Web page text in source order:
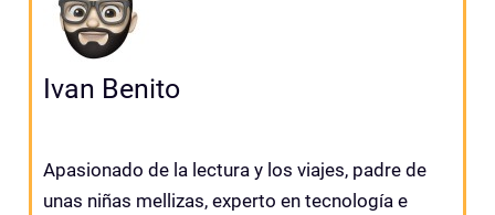
Ivan Benito
Apasionado de la lectura y los viajes, padre de
unas niñas mellizas, experto en tecnología e